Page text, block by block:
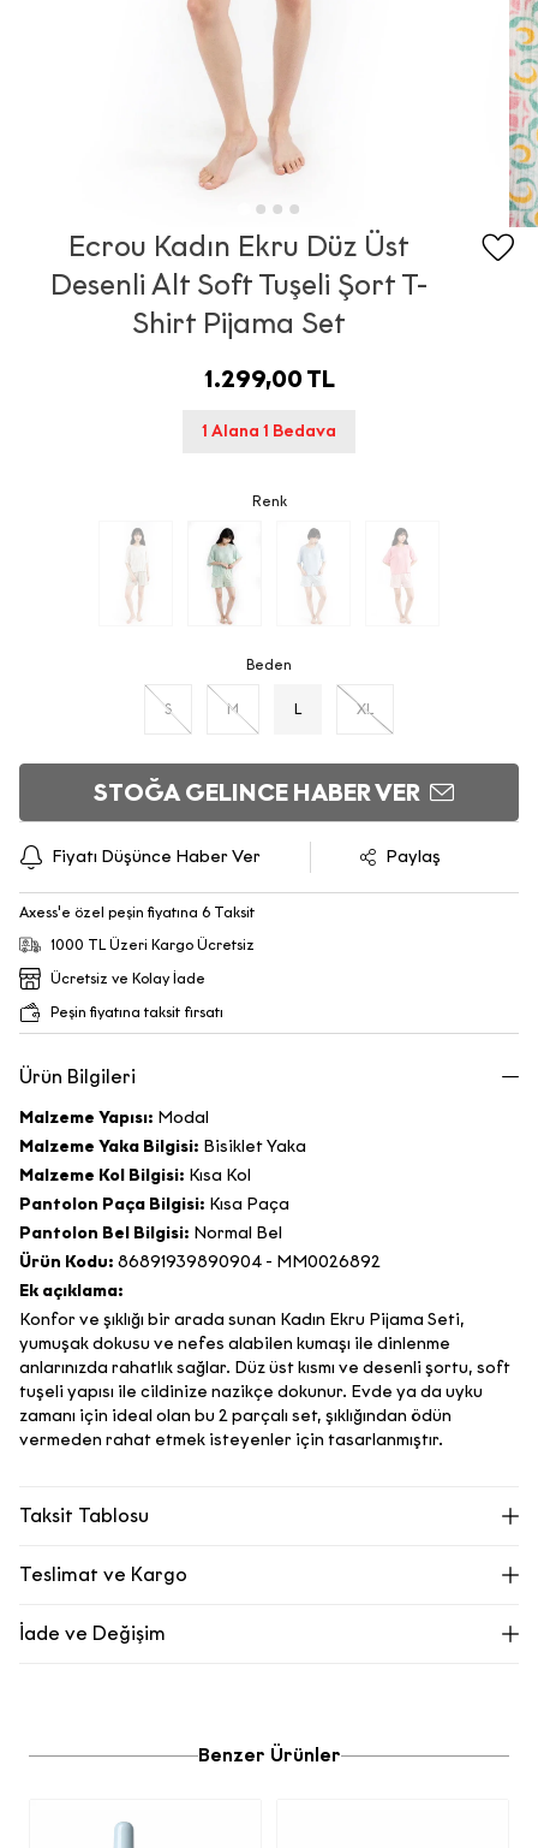
Ecrou Kadın Ekru Düz Üst
Desenli Alt Soft Tuşeli Şort T-
Shirt Pijama Set
1.299,00 TL
1 Alana 1 Bedava
Renk
Beden
S M L XL
STOĞA GELINCE HABER VER
Fiyatı Düşünce Haber Ver Paylaş
Axess'e özel peşin fiyatına 6 Taksit
1000 TL Üzeri Kargo Ücretsiz
Ücretsiz ve Kolay İade
Peşin fiyatına taksit fırsatı
Ürün Bilgileri
Malzeme Yapısı: Modal
Malzeme Yaka Bilgisi: Bisiklet Yaka
Malzeme Kol Bilgisi: Kısa Kol
Pantolon Paça Bilgisi: Kısa Paça
Pantolon Bel Bilgisi: Normal Bel
Ürün Kodu: 86891939890904 - MM0026892
Ek açıklama:
Konfor ve şıklığı bir arada sunan Kadın Ekru Pijama Seti,
yumuşak dokusu ve nefes alabilen kumaşı ile dinlenme
anlarınızda rahatlık sağlar. Düz üst kısmı ve desenli şortu, soft
tuşeli yapısı ile cildinize nazikçe dokunur. Evde ya da uyku
zamanı için ideal olan bu 2 parçalı set, şıklığından ödün
vermeden rahat etmek isteyenler için tasarlanmıştır.
Taksit Tablosu
Teslimat ve Kargo
teslim edilir.
Tahmini teslimat süremiz, siparişiniz kargo firmasına teslim
yoğunluğuna bağlı olarak değişiklik gösterebilir.
İade ve Değişim
Ecrou online mağazamızdan değişim seçeneğimiz bulunmamaktadır.
da ürün ile birlikte iade edilmesi gerekmektedir.
Benzer Ürünler
E-Bülten Sözleşmesi